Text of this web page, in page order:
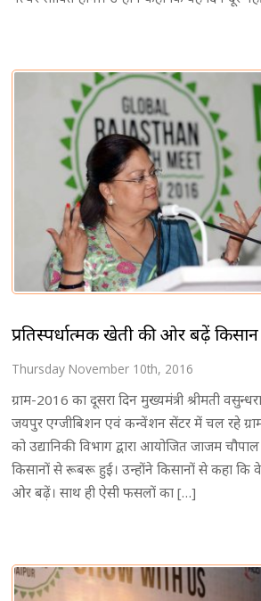
प्रतिस्पर्धात्मक खेती की ओर बढ़ें किसान
Thursday November 10th, 2016
ग्राम-2016 का दूसरा दिन मुख्यमंत्री श्रीमती
जयपुर एग्जीबिशन एवं कन्वेंशन सेंटर में चल रहे
को उद्यानिकी विभाग द्वारा आयोजित जाजम
किसानों से रूबरू हुई। उन्होंने किसानों से कहा कि वे
ओर बढ़ें। साथ ही ऐसी फसलों का […]